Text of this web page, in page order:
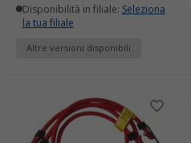
Disponibilità in filiale: Seleziona
la tua filiale
Altre versioni disponibili